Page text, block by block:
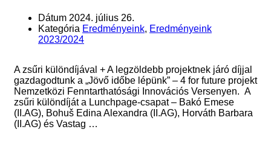
Dátum 2024. július 26.
Kategória Eredményeink, Eredményeink
2023/2024
A zsűri különdíjával + A legzöldebb projektnek járó díjjal
gazdagodtunk a „Jövő időbe lépünk” – 4 for future projekt
Nemzetközi Fenntarthatósági Innovációs Versenyen. A
zsűri különdíját a Lunchpage-csapat – Bakó Emese
(II.AG), Bohuš Edina Alexandra (II.AG), Horváth Barbara
(II.AG) és Vastag …